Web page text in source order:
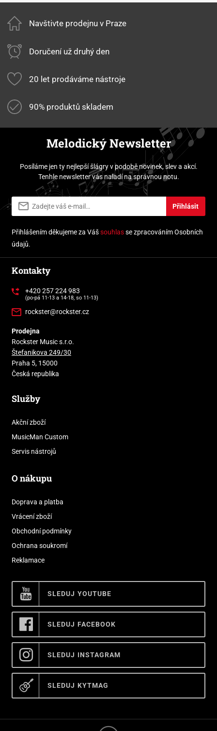
Navštivte prodejnu v Praze
Doručení už druhý den
20 let prodáváme nástroje
90% produktů skladem
Melodický Newsletter
Posíláme jen ty nejlepší šlágry v podobě novinek, slev a akcí.
Tenhle newsletter vás naladí na správnou notu.
Přihlásit
Přihlášením děkujeme za Vášsouhlasse zpracováním Osobních
údajů.
Kontakty
+420 257 224 983
(po-pá 11-13 a 14-18, so 11-13)
rockster@rockster.cz
Prodejna
Rockster Music s.r.o.
Štefanikova 249/30
Praha 5, 15000
Česká republika
Služby
Akční zboží
MusicMan Custom
Servis nástrojů
O nákupu
Doprava a platba
Vrácení zboží
Obchodní podmínky
Ochrana soukromí
Reklamace
SLEDUJ YOUTUBE
SLEDUJ FACEBOOK
SLEDUJ INSTAGRAM
SLEDUJ KYTMAG